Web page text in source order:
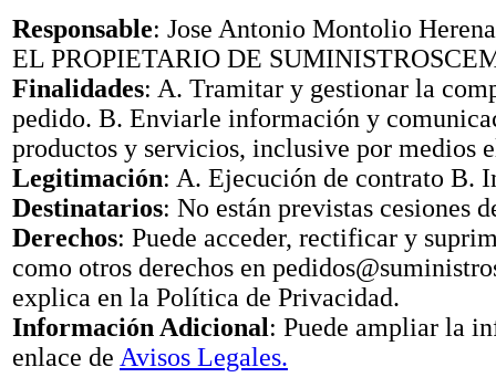
Responsable: Jose Antonio Montolio
EL PROPIETARIO DE
Finalidades: A. Tramitar y gestionar la
pedido. B. Enviarle información y
productos y servicios, inclusive por medios
Legitimación: A. Ejecución de contrato B.
Destinatarios: No están previstas cesiones
Derechos: Puede acceder, rectificar y
como otros derechos en
explica en la Política de Privacidad.
Información Adicional: Puede ampliar la
enlace de Avisos Legales.